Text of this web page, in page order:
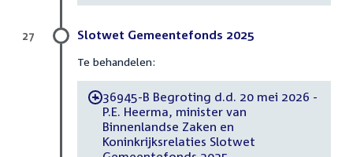
Slotwet Gemeentefonds 2025
Te behandelen:
-36945-B Begroting d.d. 20 mei 2026 -
P.E. Heerma, minister van
Binnenlandse Zaken en
Koninkrijksrelaties Slotwet
27